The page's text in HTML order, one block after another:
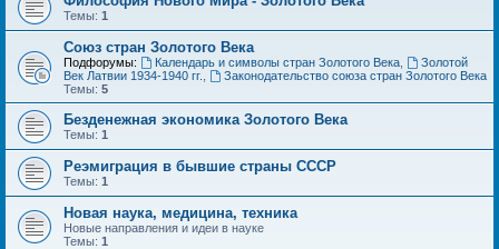
Темы: 1
Cоюз стран Золотого Века
Подфорумы: Календарь и символы стран Золотого Века,
Золотой
Век Латвии 1934-1940 гг.
Законодательство союза стран Золотого Века
Темы: 5
Безденежная экономика Золотого Века
Темы: 1
Реэмиграция в бывшие страны СССР
Темы: 1
Новая наука, медицина, техника
Новые направления и идеи в науке
Темы: 1